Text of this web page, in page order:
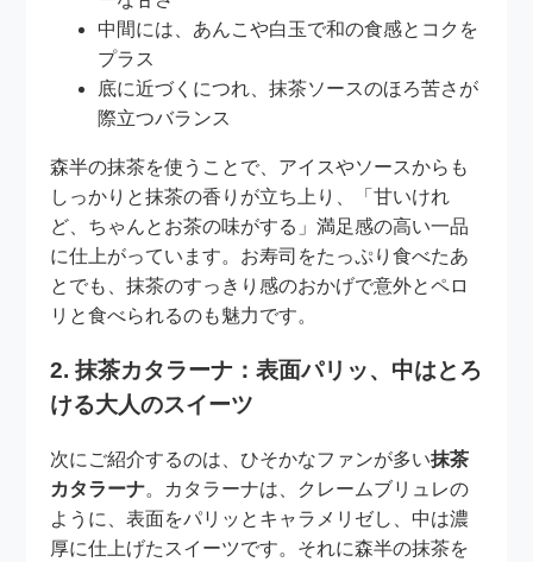
中間には、あんこや白玉で和の食感とコクを
プラス
底に近づくにつれ、抹茶ソースのほろ苦さが
際立つバランス
森半の抹茶を使うことで、アイスやソースからも
しっかりと抹茶の香りが立ち上り、「甘いけれ
ど、ちゃんとお茶の味がする」満足感の高い一品
に仕上がっています。お寿司をたっぷり食べたあ
とでも、抹茶のすっきり感のおかげで意外とペロ
リと食べられるのも魅力です。
2. 抹茶カタラーナ：表面パリッ、中はとろ
ける大人のスイーツ
次にご紹介するのは、ひそかなファンが多い抹茶
カタラーナ。カタラーナは、クレームブリュレの
ように、表面をパリッとキャラメリゼし、中は濃
厚に仕上げたスイーツです。それに森半の抹茶を